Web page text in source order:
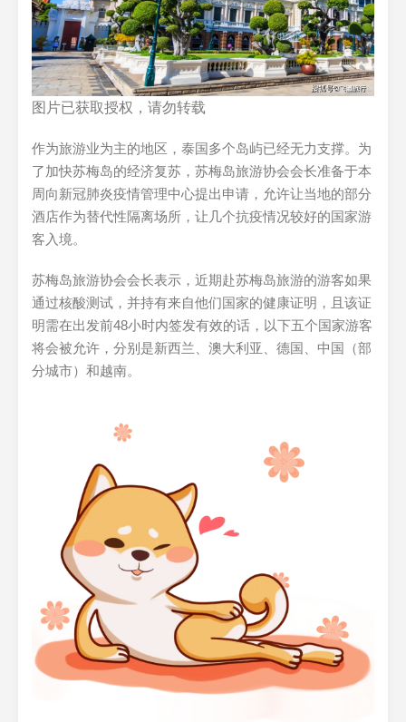
图片已获取授权，请勿转载
作为旅游业为主的地区，泰国多个岛屿已经无力支撑。为
了加快苏梅岛的经济复苏，苏梅岛旅游协会会长准备于本
周向新冠肺炎疫情管理中心提出申请，允许让当地的部分
酒店作为替代性隔离场所，让几个抗疫情况较好的国家游
客入境。
苏梅岛旅游协会会长表示，近期赴苏梅岛旅游的游客如果
通过核酸测试，并持有来自他们国家的健康证明，且该证
明需在出发前48小时内签发有效的话，以下五个国家游客
将会被允许，分别是新西兰、澳大利亚、德国、中国（部
分城市）和越南。